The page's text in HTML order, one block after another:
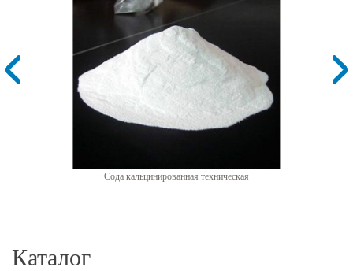
Сода кальцинированная техническая
Каталог